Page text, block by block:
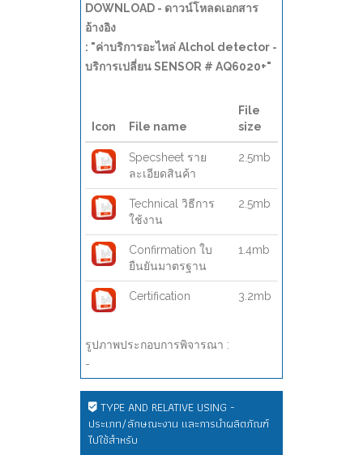
DOWNLOAD - ดาวน์โหลดเอกสาร
อ้างอิง
: "ค่าบริการอะไหล่ Alchol detector -
บริการเปลี่ยน SENSOR # AQ6020+"
Icon File name
File
size
Specsheet ราย
ละเอียดสินค้า
2.5mb
Technical วิธีการ
ใช้งาน
2.5mb
Confirmation ใบ
ยืนยันมาตรฐาน
1.4mb
Certification 3.2mb
รูปภาพประกอบการพิจารณา :
-
TYPE AND RELATIVE USING -
ประเภท/ลักษณะงาน และการนำผลิตภัณฑ์
ไปใช้สำหรับ